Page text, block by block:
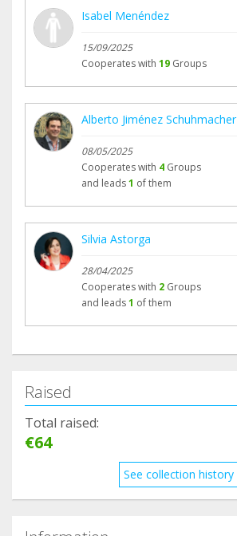
Isabel Menéndez
15/09/2025
Cooperates with 19 Groups
Alberto Jiménez Schuhmacher
08/05/2025
Cooperates with 4 Groups
and leads1 of them
Silvia Astorga
28/04/2025
Cooperates with 2 Groups
and leads1 of them
Raised
Total raised:
€64
See collection history